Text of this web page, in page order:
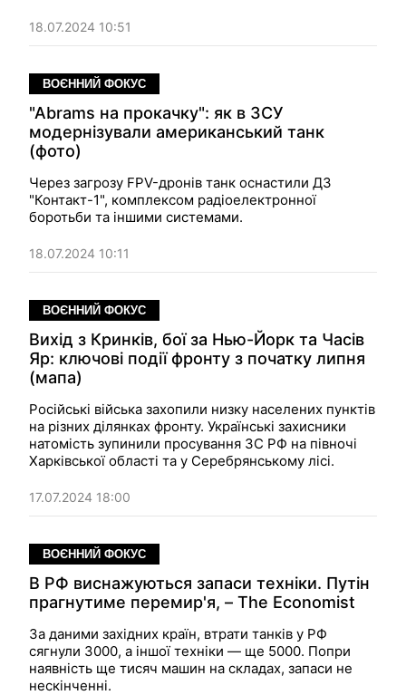
18.07.2024 10:51
ВОЄННИЙ ФОКУС
"Abrams на прокачку": як в ЗСУ
модернізували американський танк
(фото)
Через загрозу FPV-дронів танк оснастили ДЗ
"Контакт-1", комплексом радіоелектронної
боротьби та іншими системами.
18.07.2024 10:11
ВОЄННИЙ ФОКУС
Вихід з Кринків, бої за Нью-Йорк та Часів
Яр: ключові події фронту з початку липня
(мапа)
Російські війська захопили низку населених пунктів
на різних ділянках фронту. Українські захисники
натомість зупинили просування ЗС РФ на півночі
Харківської області та у Серебрянському лісі.
17.07.2024 18:00
ВОЄННИЙ ФОКУС
В РФ виснажуються запаси техніки. Путін
прагнутиме перемир'я, – The Economist
За даними західних країн, втрати танків у РФ
сягнули 3000, а іншої техніки — ще 5000. Попри
наявність ще тисяч машин на складах, запаси не
нескінченні.